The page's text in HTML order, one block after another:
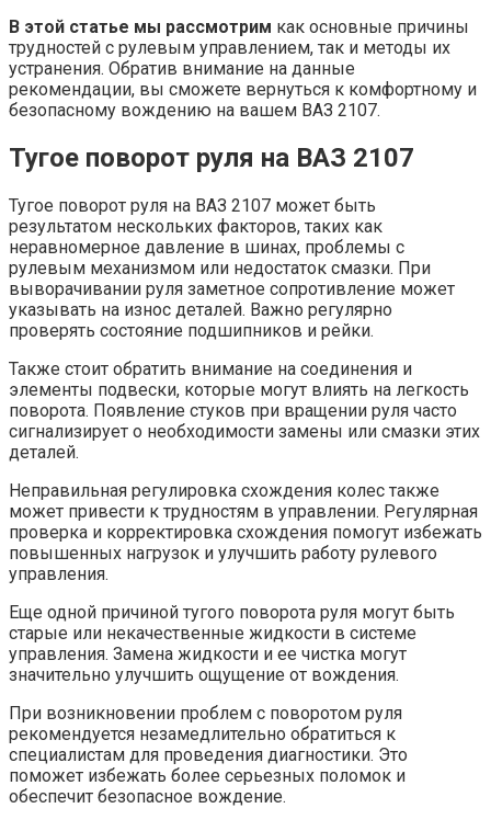
В этой статье мы рассмотрим как основные причины
трудностей с рулевым управлением, так и методы их
устранения. Обратив внимание на данные
рекомендации, вы сможете вернуться к комфортному и
безопасному вождению на вашем ВАЗ 2107.
Тугое поворот руля на ВАЗ 2107
Тугое поворот руля на ВАЗ 2107 может быть
результатом нескольких факторов, таких как
неравномерное давление в шинах, проблемы с
рулевым механизмом или недостаток смазки. При
выворачивании руля заметное сопротивление может
указывать на износ деталей. Важно регулярно
проверять состояние подшипников и рейки.
Также стоит обратить внимание на соединения и
элементы подвески, которые могут влиять на легкость
поворота. Появление стуков при вращении руля часто
сигнализирует о необходимости замены или смазки этих
деталей.
Неправильная регулировка схождения колес также
может привести к трудностям в управлении. Регулярная
проверка и корректировка схождения помогут избежать
повышенных нагрузок и улучшить работу рулевого
управления.
Еще одной причиной тугого поворота руля могут быть
старые или некачественные жидкости в системе
управления. Замена жидкости и ее чистка могут
значительно улучшить ощущение от вождения.
При возникновении проблем с поворотом руля
рекомендуется незамедлительно обратиться к
специалистам для проведения диагностики. Это
поможет избежать более серьезных поломок и
обеспечит безопасное вождение.